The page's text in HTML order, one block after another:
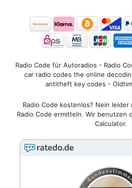
Radio Code für Autoradios - Radio
car radio codes the online
antitheft key codes -
Radio Code kostenlos? Nein
Radio Code ermitteln. Wir benutzen
Calculator.